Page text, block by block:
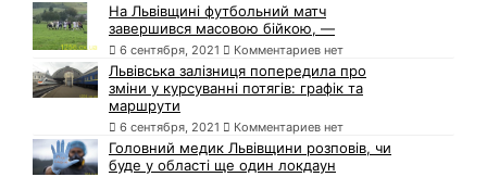
На Львівщині футбольний матч
завершився масовою бійкою, —
6 сентября, 2021 Комментариев нет
Львівська залізниця попередила про
зміни у курсуванні потягів: графік та
маршрути
6 сентября, 2021 Комментариев нет
Головний медик Львівщини розповів, чи
буде у області ще один локдаун